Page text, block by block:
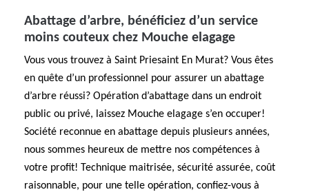
Abattage d’arbre, bénéficiez d’un service
moins couteux chez Mouche elagage
Vous vous trouvez à Saint Priesaint En Murat? Vous êtes
en quête d’un professionnel pour assurer un abattage
d’arbre réussi? Opération d’abattage dans un endroit
public ou privé, laissez Mouche elagage s’en occuper!
Société reconnue en abattage depuis plusieurs années,
nous sommes heureux de mettre nos compétences à
votre profit! Technique maitrisée, sécurité assurée, coût
raisonnable, pour une telle opération, confiez-vous à